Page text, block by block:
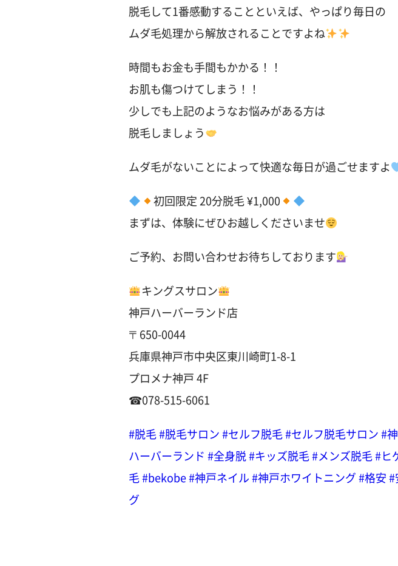
脱毛して1番感動することといえば、やっぱり毎日の
ムダ毛処理から解放されることですよね
時間もお金も手間もかかる！！
お肌も傷つけてしまう！！
少しでも上記のようなお悩みがある方は
脱毛しましょう
ムダ毛がないことによって快適な毎日が過ごせますよ
初回限定 20分脱毛 ¥1,000
まずは、体験にぜひお越しくださいませ
ご予約、お問い合わせお待ちしております
キングスサロン
神戸ハーバーランド店
〒650-0044
兵庫県神戸市中央区東川崎町1-8-1
プロメナ神戸 4F
☎︎078-515-6061
#脱毛#脱毛サロン#セルフ脱毛#セルフ脱毛サロン#
ハーバーランド #全身脱#キッズ脱毛#メンズ脱毛#ヒ
毛#bekobe#神戸ネイル#神戸ホワイトニング#格安#
グ